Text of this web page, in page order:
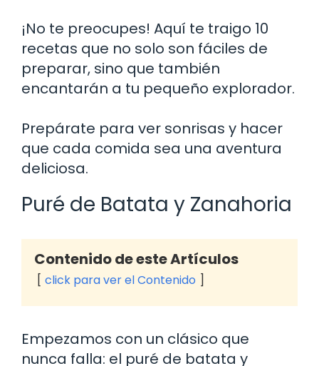
¡No te preocupes! Aquí te traigo 10
recetas que no solo son fáciles de
preparar, sino que también
encantarán a tu pequeño explorador.
Prepárate para ver sonrisas y hacer
que cada comida sea una aventura
deliciosa.
Puré de Batata y Zanahoria
Contenido de este Artículos
click para ver el Contenido
Empezamos con un clásico que
nunca falla: el puré de batata y